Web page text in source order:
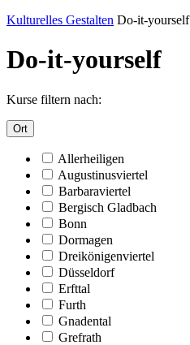
Kulturelles Gestalten Do-it-yourself
Do-it-yourself
Kurse filtern nach:
Ort
Allerheiligen
Augustinusviertel
Barbaraviertel
Bergisch Gladbach
Bonn
Dormagen
Dreikönigenviertel
Düsseldorf
Erfttal
Furth
Gnadental
Grefrath